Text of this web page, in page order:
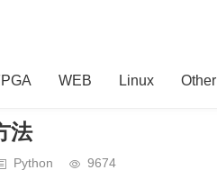
WEB Linux Other
法
Python 9674